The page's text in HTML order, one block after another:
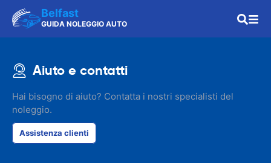
Belfast
GUIDA NOLEGGIO AUTO
Aiuto e contatti
Hai bisogno di aiuto? Contatta i nostri specialisti del
noleggio.
Assistenza clienti